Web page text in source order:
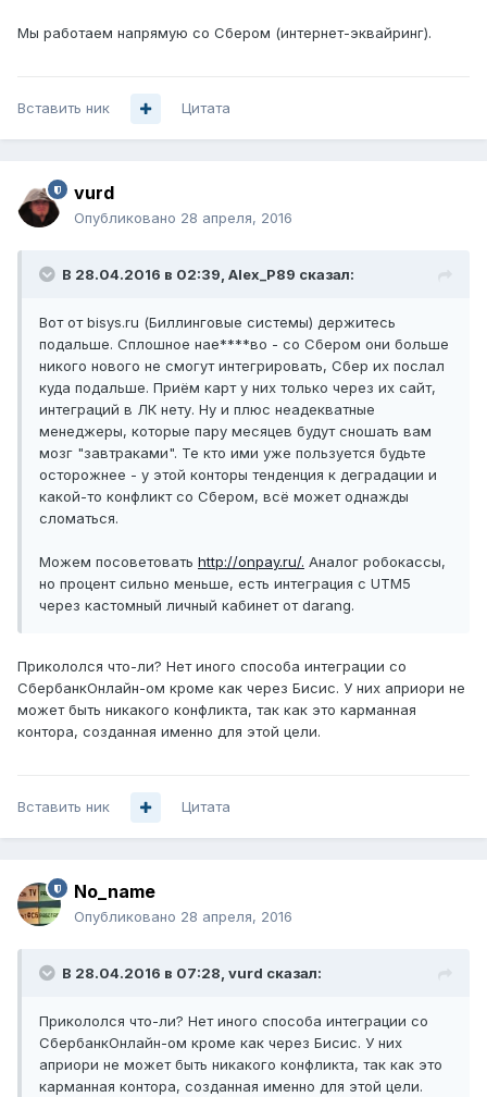
Мы работаем напрямую со Сбером (интернет-эквайринг).
Вставить ник Цитата
vurd
Опубликовано 28 апреля, 2016
В 28.04.2016 в 02:39, Alex_P89 сказал:
Вот от bisys.ru (Биллинговые системы) держитесь
подальше. Сплошное нае****во - со Сбером они больше
никого нового не смогут интегрировать, Сбер их послал
куда подальше. Приём карт у них только через их сайт,
интеграций в ЛК нету. Ну и плюс неадекватные
менеджеры, которые пару месяцев будут сношать вам
мозг "завтраками". Те кто ими уже пользуется будьте
осторожнее - у этой конторы тенденция к деградации и
какой-то конфликт со Сбером, всё может однажды
сломаться.
Можем посоветовать http://onpay.ru/. Аналог робокассы,
но процент сильно меньше, есть интеграция с UTM5
через кастомный личный кабинет от darang.
Прикололся что-ли? Нет иного способа интеграции со
СбербанкОнлайн-ом кроме как через Бисис. У них априори не
может быть никакого конфликта, так как это карманная
контора, созданная именно для этой цели.
Вставить ник Цитата
No_name
Опубликовано 28 апреля, 2016
В 28.04.2016 в 07:28, vurd сказал:
Прикололся что-ли? Нет иного способа интеграции со
СбербанкОнлайн-ом кроме как через Бисис. У них
априори не может быть никакого конфликта, так как это
карманная контора, созданная именно для этой цели.